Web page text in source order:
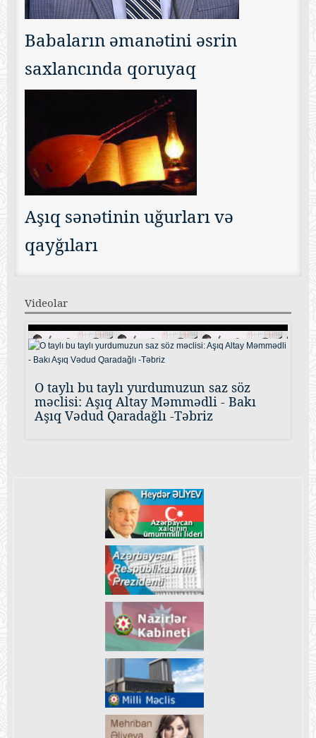
Babaların əmanətini əsrin
saxlancında qoruyaq
Aşıq sənətinin uğurları və
qayğıları
Videolar
O taylı bu taylı yurdumuzun saz söz
məclisi: Aşıq Altay Məmmədli - Bakı
Aşıq Vədud Qaradağlı -Təbriz